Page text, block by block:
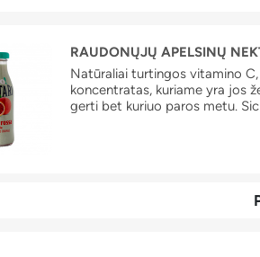
RAUDONŲJŲ APELSINŲ
Natūraliai turtingos vitamino
koncentratas, kuriame yra jos
gerti bet kuriuo paros metu.